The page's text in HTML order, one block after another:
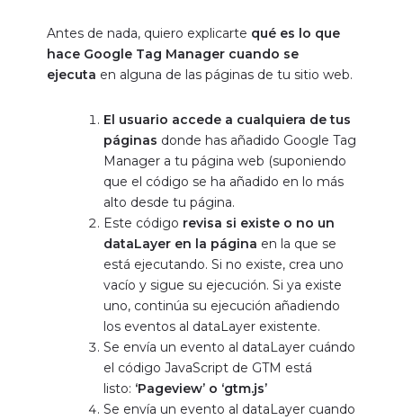
Antes de nada, quiero explicarte qué es lo que
hace Google Tag Manager cuando se
ejecuta en alguna de las páginas de tu sitio web.
El usuario accede a cualquiera de tus
páginas donde has añadido Google Tag
Manager a tu página web (suponiendo
que el código se ha añadido en lo más
alto desde tu página.
Este código revisa si existe o no un
dataLayer en la página en la que se
está ejecutando. Si no existe, crea uno
vacío y sigue su ejecución. Si ya existe
uno, continúa su ejecución añadiendo
los eventos al dataLayer existente.
Se envía un evento al dataLayer cuándo
el código JavaScript de GTM está
listo: ‘Pageview’ o ‘gtm.js’
Se envía un evento al dataLayer cuando